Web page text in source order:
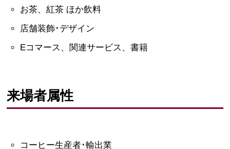
お茶、紅茶 ほか飲料
店舗装飾･デザイン
Eコマース、関連サービス、書籍
来場者属性
コーヒー生産者･輸出業